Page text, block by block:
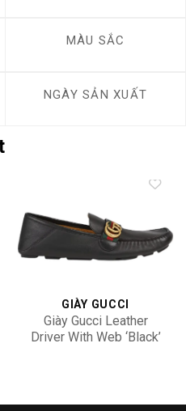
MÀU SẮC
NGÀY SẢN XUẤT
Add to
wishlist
GIÀY GUCCI
Giày Gucci Leather
Driver With Web ‘Black’